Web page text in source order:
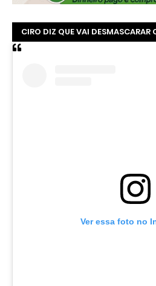
CIRO DIZ QUE VAI DESMASCARAR
Ver essa foto no